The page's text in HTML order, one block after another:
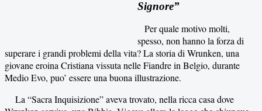
Signore”
Per quale motivo molti,
spesso, non hanno la forza di
superare i grandi problemi della vita? La storia di Wrunken, una
giovane eroina Cristiana vissuta nelle Fiandre in Belgio, durante
Medio Evo, puo’ essere una buona illustrazione.
La “Sacra Inquisizione” aveva trovato, nella ricca casa dove